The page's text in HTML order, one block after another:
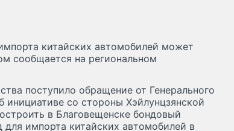
китайских автомобилей может
сообщается на региональном
поступило обращение от Генерального
инициативе со стороны Хэйлунцзянской
в Благовещенске бондовый
импорта китайских автомобилей в